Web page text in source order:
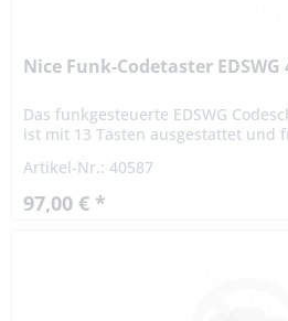
Nice Funk-Codetaster EDSWG
Das funkgesteuerte EDSWG
ist mit 13 Tasten ausgestattet und
Kit...
Artikel-Nr.: 40587
97,00 € *